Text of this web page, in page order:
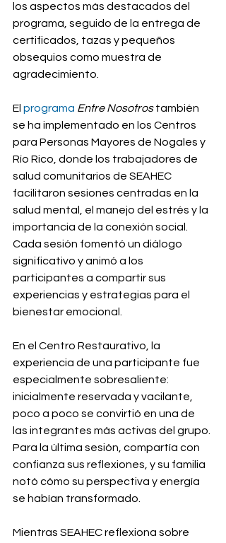
los aspectos más destacados del
programa, seguido de la entrega de
certificados, tazas y pequeños
obsequios como muestra de
agradecimiento.
El programa Entre Nosotros también
se ha implementado en los Centros
para Personas Mayores de Nogales y
Río Rico, donde los trabajadores de
salud comunitarios de SEAHEC
facilitaron sesiones centradas en la
salud mental, el manejo del estrés y la
importancia de la conexión social.
Cada sesión fomentó un diálogo
significativo y animó a los
participantes a compartir sus
experiencias y estrategias para el
bienestar emocional.
En el Centro Restaurativo, la
experiencia de una participante fue
especialmente sobresaliente:
inicialmente reservada y vacilante,
poco a poco se convirtió en una de
las integrantes más activas del grupo.
Para la última sesión, compartía con
confianza sus reflexiones, y su familia
notó cómo su perspectiva y energía
se habían transformado.
Mientras SEAHEC reflexiona sobre